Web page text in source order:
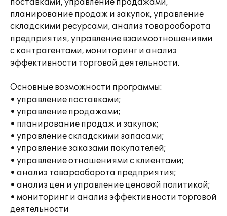
поставками, управление продажами,
планирование продаж и закупок, управление
складскими ресурсами, анализ товарооборота
предприятия, управление взаимоотношениями
с контрагентами, мониторинг и анализ
эффективности торговой деятельности.
Основные возможности программы:
• управление поставками;
• управление продажами;
• планирование продаж и закупок;
• управление складскими запасами;
• управление заказами покупателей;
• управление отношениями с клиентами;
• анализ товарооборота предприятия;
• анализ цен и управление ценовой политикой;
• мониторинг и анализ эффективности торговой
деятельности